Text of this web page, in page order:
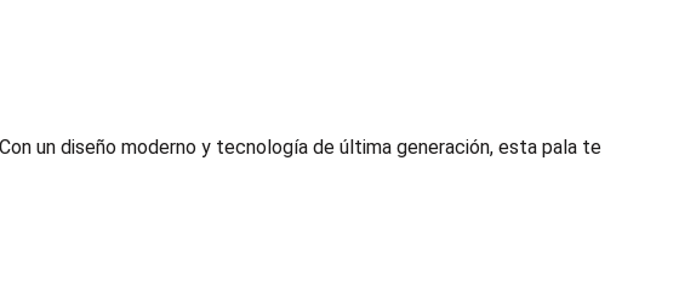
un diseño moderno y tecnología de última generación, esta pala te